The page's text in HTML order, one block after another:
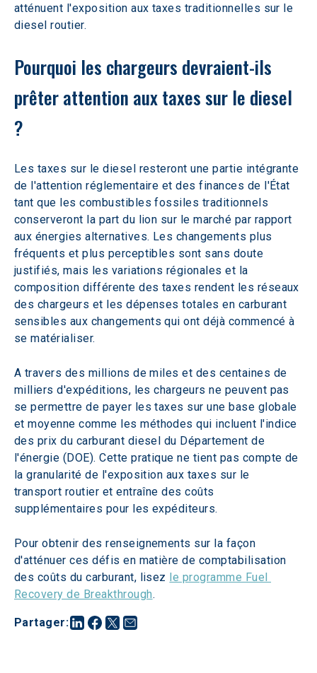
Partager:
atténuent l'exposition aux taxes traditionnelles sur le
diesel routier.
Pourquoi les chargeurs devraient-ils
prêter attention aux taxes sur le diesel
?
Les taxes sur le diesel resteront une partie intégrante
de l'attention réglementaire et des finances de l'État
tant que les combustibles fossiles traditionnels
conserveront la part du lion sur le marché par rapport
aux énergies alternatives. Les changements plus
fréquents et plus perceptibles sont sans doute
justifiés, mais les variations régionales et la
composition différente des taxes rendent les réseaux
des chargeurs et les dépenses totales en carburant
sensibles aux changements qui ont déjà commencé à
se matérialiser.
A travers des millions de miles et des centaines de
milliers d'expéditions, les chargeurs ne peuvent pas
se permettre de payer les taxes sur une base globale
et moyenne comme les méthodes qui incluent l'indice
des prix du carburant diesel du Département de
l'énergie (DOE). Cette pratique ne tient pas compte de
la granularité de l'exposition aux taxes sur le
transport routier et entraîne des coûts
supplémentaires pour les expéditeurs.
Pour obtenir des renseignements sur la façon
d'atténuer ces défis en matière de comptabilisation
des coûts du carburant, lisez le programme Fuel
Recovery de Breakthrough.